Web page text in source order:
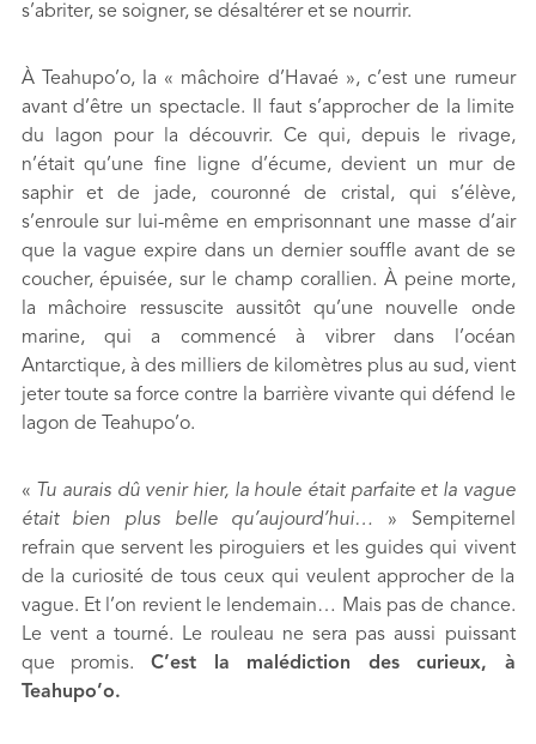
s’abriter, se soigner, se désaltérer et se nourrir.
À Teahupo’o, la « mâchoire d’Havaé », c’est une rumeur
avant d’être un spectacle. Il faut s’approcher de la limite
du lagon pour la découvrir. Ce qui, depuis le rivage,
n’était qu’une fine ligne d’écume, devient un mur de
saphir et de jade, couronné de cristal, qui s’élève,
s’enroule sur lui-même en emprisonnant une masse d’air
que la vague expire dans un dernier souffle avant de se
coucher, épuisée, sur le champ corallien. À peine morte,
la mâchoire ressuscite aussitôt qu’une nouvelle onde
marine, qui a commencé à vibrer dans l’océan
Antarctique, à des milliers de kilomètres plus au sud, vient
jeter toute sa force contre la barrière vivante qui défend le
lagon de Teahupo’o.
« Tu aurais dû venir hier, la houle était parfaite et la vague
était bien plus belle qu’aujourd’hui…
» Sempiternel
refrain que servent les piroguiers et les guides qui vivent
de la curiosité de tous ceux qui veulent approcher de la
vague. Et l’on revient le lendemain… Mais pas de chance.
Le vent a tourné. Le rouleau ne sera pas aussi puissant
que promis. C’est la malédiction des curieux, à
Teahupo’o.